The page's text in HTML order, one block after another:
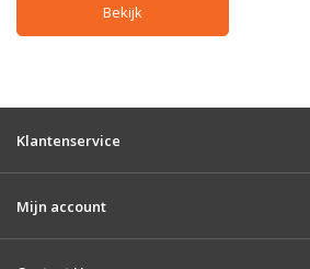
Bekijk
Klantenservice
Mijn account